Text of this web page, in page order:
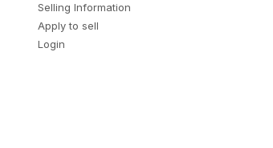
Selling Information
Apply to sell
Login